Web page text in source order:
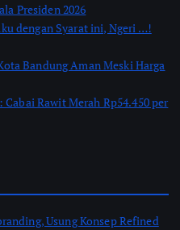
Presiden 2026
dengan Syarat ini, Ngeri …!
Bandung Aman Meski Harga
Rawit Merah Rp54.450 per
Usung Konsep Refined